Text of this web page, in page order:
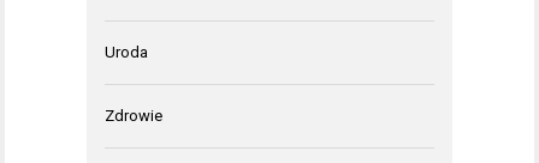
Uroda
Zdrowie